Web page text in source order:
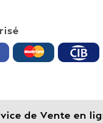
de Vente en